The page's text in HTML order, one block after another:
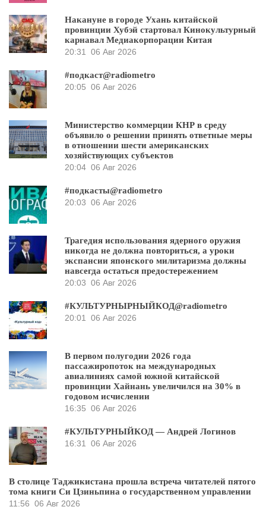
Накануне в городе Ухань китайской
провинции Хубэй стартовал Кинокультурный
карнавал Медиакорпорации Китая
20:31
06 Авг 2026
#подкаст@radiometro
20:05 06 Авг 2026
Министерство коммерции КНР в среду
объявило о решении принять ответные меры
в отношении шести американских
хозяйствующих субъектов
20:04 06 Авг 2026
#подкасты@radiometro
20:03 06 Авг 2026
Трагедия использования ядерного оружия
никогда не должна повториться, а уроки
экспансии японского милитаризма должны
навсегда остаться предостережением
20:03 06 Авг 2026
#КУЛЬТУРНЫРНЫЙКОД@radiometro
20:01
06 Авг 2026
В первом полугодии 2026 года
пассажиропоток на международных
авиалиниях самой южной китайской
провинции Хайнань увеличился на 30% в
годовом исчислении
16:35 06 Авг 2026
#КУЛЬТУРНЫЙКОД — Андрей Логинов
16:31
06 Авг 2026
В столице Таджикистана прошла встреча читателей пятого
тома книги Си Цзиньпина о государственном управлении
11:56 06 Авг 2026